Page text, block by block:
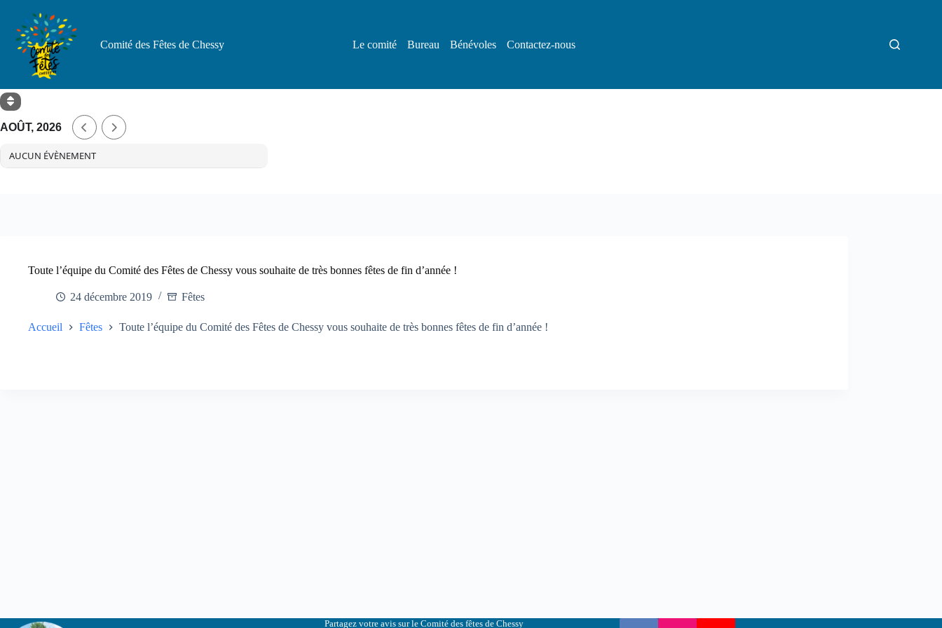
contenu
Comité des Fêtes de Chessy
Le comité Bureau Bénévoles Contactez-nous
AOÛT, 2026
AUCUN ÉVÈNEMENT
Toute l’équipe du Comité des Fêtes de Chessy vous souhaite de très bonnes fêtes de fin d’année !
24 décembre 2019 Fêtes
Accueil Fêtes Toute l’équipe du Comité des Fêtes de Chessy vous souhaite de très bonnes fêtes de fin d’année !
Partagez votre avis sur le Comité des fêtes de Chessy